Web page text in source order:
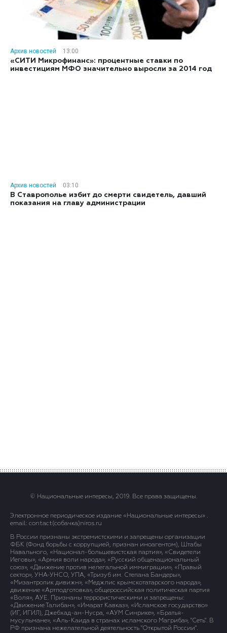
Архив новостей
13:00
«СИТИ Микрофинанс»: процентные ставки по
инвестициям МФО значительно выросли за 2014 год
Архив новостей
03:10
В Ставрополье избит до смерти свидетель, давший
показания на главу администрации
© Национальные интересы, 2019. Все права защищены.
Электронное периодическое издание «Национальные интересы» .
email: contact(сoбaчка)niros.ru
В России признаны экстремистскими и запрещены организации
ФБК (Фонд борьбы с коррупцией, признан иноагентом), Штабы
Навального, «Национал-большевистская партия», «Свидетели
Иеговы», «Армия воли народа», «Русский общенациональный
союз», «Движение против нелегальной иммиграции», «Правый
сектор», УНА-УНСО, УПА, «Тризуб им. Степана Бандеры»,
«Мизантропик дивижн», «Меджлис крымскотатарского народа»,
движение «Артподготовка», общероссийская политическая партия
«Воля», АУЕ. Признаны террористическими и запрещены:
«Движение Талибан», «Имарат Кавказ», «Исламское государство»
(ИГ, ИГИЛ), Джебхад-ан-Нусра, «АУМ Синрике», «Братья-
мусульмане», «Аль-Каида в странах исламского Магриба», "Сеть". В
РФ признана нежелательной деятельность "Открытой России".